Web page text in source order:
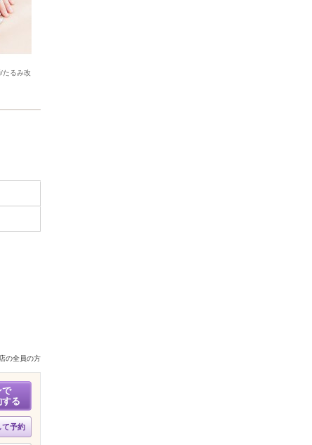
たるみ改
の全員の方
で
る
て予約